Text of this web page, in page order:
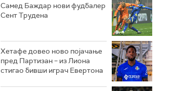
Самед Баждар нови фудбалер
Сент Трудена
Хетафе довео ново појачање
пред Партизан – из Лиона
стигао бивши играч Евертона